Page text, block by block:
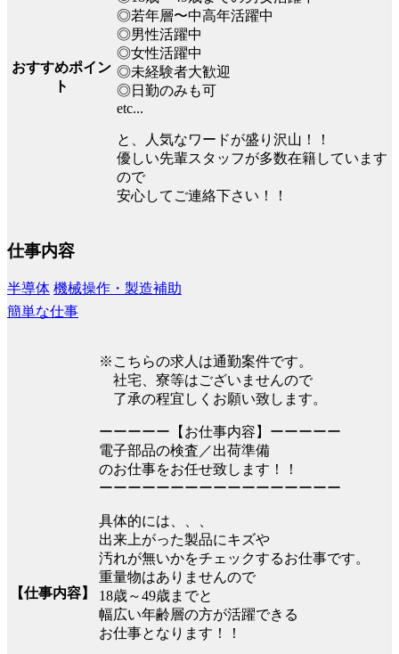
おすすめポイン
ト
◎若年層〜中高年活躍中
◎男性活躍中
◎女性活躍中
◎未経験者大歓迎
◎日勤のみも可
etc...
と、人気なワードが盛り沢山！！
優しい先輩スタッフが多数在籍しています
ので
安心してご連絡下さい！！
仕事内容
半導体 機械操作・製造補助
簡単な仕事
【仕事内容】
※こちらの求人は通勤案件です。
社宅、寮等はございませんので
了承の程宜しくお願い致します。
ーーーーー【お仕事内容】ーーーーー
電子部品の検査／出荷準備
のお仕事をお任せ致します！！
ーーーーーーーーーーーーーーーーー
具体的には、、、
出来上がった製品にキズや
汚れが無いかをチェックするお仕事です。
重量物はありませんので
18歳～49歳までと
幅広い年齢層の方が活躍できる
お仕事となります！！